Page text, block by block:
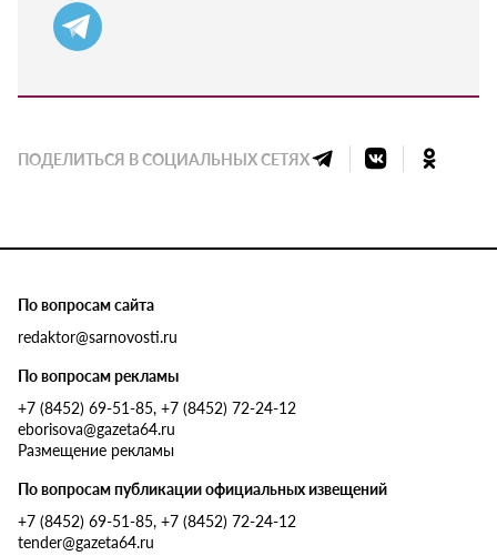
ПОДЕЛИТЬСЯ В СОЦИАЛЬНЫХ СЕТЯХ
По вопросам сайта
redaktor@sarnovosti.ru
По вопросам рекламы
+7 (8452) 69-51-85, +7 (8452) 72-24-12
eborisova@gazeta64.ru
Размещение рекламы
По вопросам публикации официальных извещений
+7 (8452) 69-51-85, +7 (8452) 72-24-12
tender@gazeta64.ru